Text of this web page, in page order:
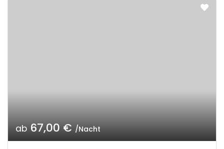
ab67,00 €/Nacht